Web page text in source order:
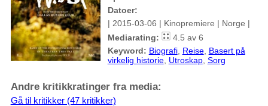
Datoer:
| 2015-03-06 | Kinopremiere | Norge |
Mediarating:
4.5 av 6
Keyword: Biografi, Reise, Basert på
virkelig historie, Utroskap, Sorg
Andre kritikkratinger fra media:
Gå til kritikker (47 kritikker)